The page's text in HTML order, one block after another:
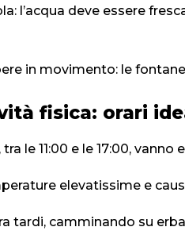
l’acqua deve essere
in movimento: le
fisica: orari
le 11:00 e le 17:00,
elevatissime e
tardi, camminando su